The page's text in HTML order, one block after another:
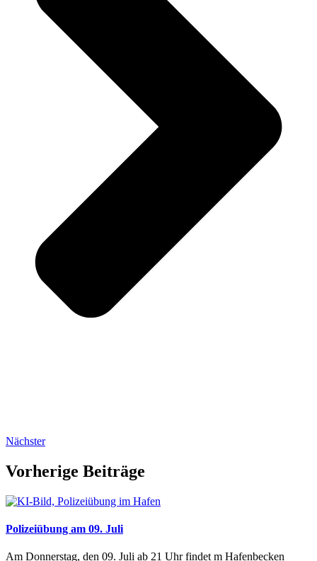
Nächster
Vorherige Beiträge
Polizeiübung am 09. Juli
Am Donnerstag, den 09. Juli ab 21 Uhr findet m Hafenbecken